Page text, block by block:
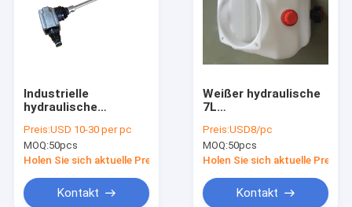
Industrielle
hydraulische
Handpumpe mit
Öltank des Faden-
3/4-16UNF/
Preis:USD 10-30 per pc
MOQ:50pcs
Holen Sie sich aktuelle Preis
Kontakt
Weißer hydraulische
7L
Plastiköltank Pint -
120 - 02 120
Millimeter-Hals-
Preis:USD8/pc
MOQ:50pcs
Holen Sie sich aktuelle Preis
Kontakt